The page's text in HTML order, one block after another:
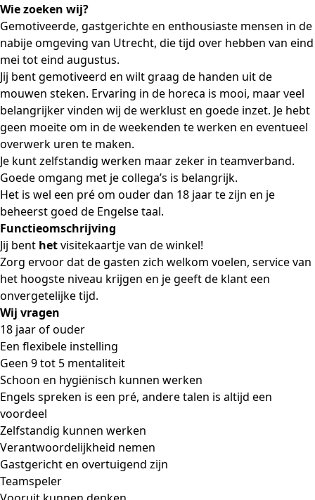
Wie zoeken wij?
Gemotiveerde, gastgerichte en enthousiaste mensen in de
nabije omgeving van Utrecht, die tijd over hebben van eind
mei tot eind augustus.
Jij bent gemotiveerd en wilt graag de handen uit de
mouwen steken. Ervaring in de horeca is mooi, maar veel
belangrijker vinden wij de werklust en goede inzet. Je hebt
geen moeite om in de weekenden te werken en eventueel
overwerk uren te maken.
Je kunt zelfstandig werken maar zeker in teamverband.
Goede omgang met je collega’s is belangrijk.
Het is wel een pré om ouder dan 18 jaar te zijn en je
beheerst goed de Engelse taal.
Functieomschrijving
Jij bent hetvisitekaartje van de winkel!
Zorg ervoor dat de gasten zich welkom voelen, service van
het hoogste niveau krijgen en je geeft de klant een
onvergetelijke tijd.
Wij vragen
18 jaar of ouder
Een flexibele instelling
Geen 9 tot 5 mentaliteit
Schoon en hygiënisch kunnen werken
Engels spreken is een pré, andere talen is altijd een
voordeel
Zelfstandig kunnen werken
Verantwoordelijkheid nemen
Gastgericht en overtuigend zijn
Teamspeler